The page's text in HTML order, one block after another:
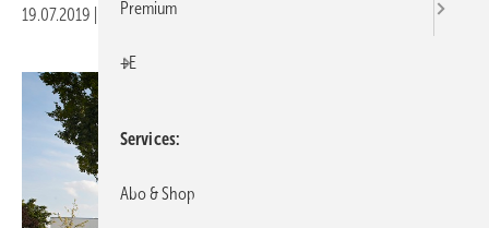
19.07.2019 Druckvorschau
Premium
+E
Services
Abo & Shop